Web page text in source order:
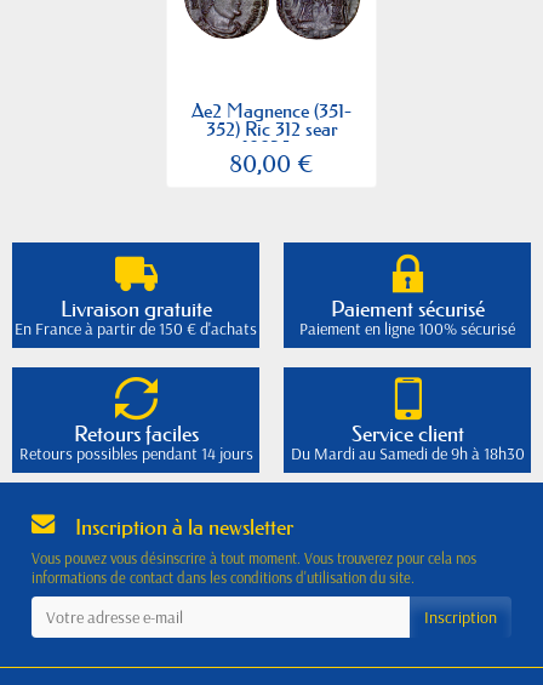
Ae2 Magnence (351-
352) Ric 312 sear
18825...
80,00 €
Livraison gratuite
En France à partir de 150 € d'achats
Paiement sécurisé
Paiement en ligne 100% sécurisé
Retours faciles
Retours possibles pendant 14 jours
Service client
Du Mardi au Samedi de 9h à 18h30
Inscription à la newsletter
Vous pouvez vous désinscrire à tout moment. Vous trouverez pour cela nos
informations de contact dans les conditions d'utilisation du site.